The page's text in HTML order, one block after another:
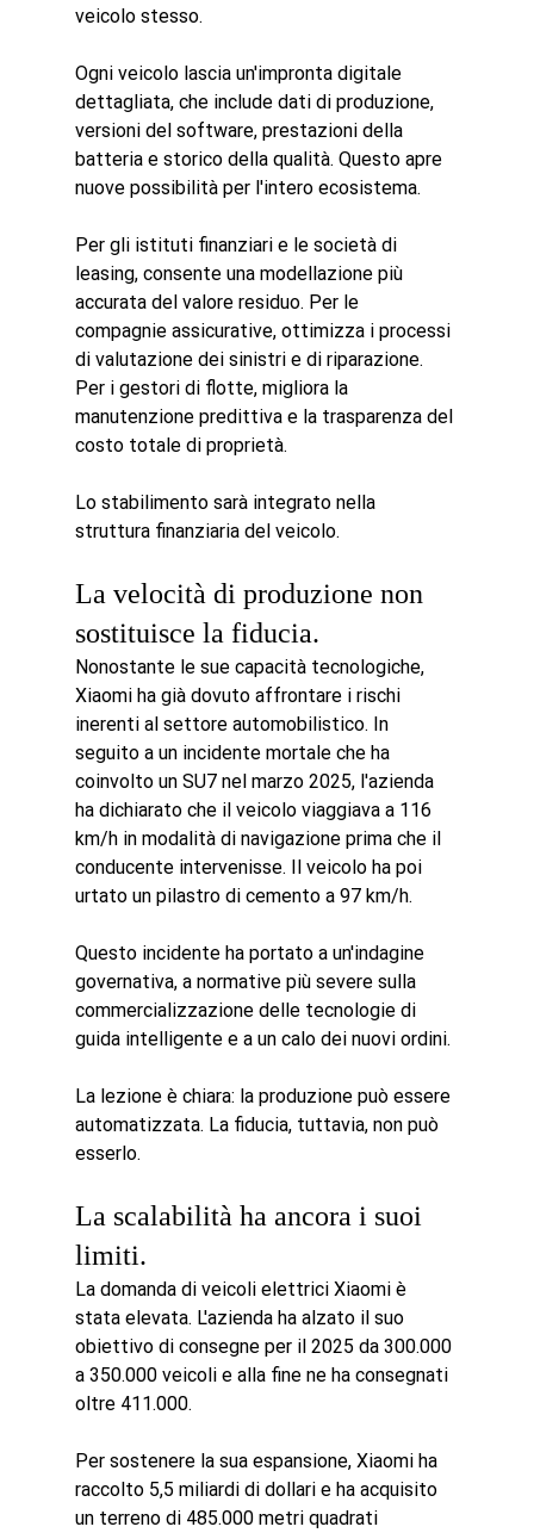
veicolo stesso.
Ogni veicolo lascia un'impronta digitale
dettagliata, che include dati di produzione,
versioni del software, prestazioni della
batteria e storico della qualità. Questo apre
nuove possibilità per l'intero ecosistema.
Per gli istituti finanziari e le società di
leasing, consente una modellazione più
accurata del valore residuo. Per le
compagnie assicurative, ottimizza i processi
di valutazione dei sinistri e di riparazione.
Per i gestori di flotte, migliora la
manutenzione predittiva e la trasparenza del
costo totale di proprietà.
Lo stabilimento sarà integrato nella
struttura finanziaria del veicolo.
La velocità di produzione non
sostituisce la fiducia.
Nonostante le sue capacità tecnologiche,
Xiaomi ha già dovuto affrontare i rischi
inerenti al settore automobilistico. In
seguito a un incidente mortale che ha
coinvolto un SU7 nel marzo 2025, l'azienda
ha dichiarato che il veicolo viaggiava a 116
km/h in modalità di navigazione prima che il
conducente intervenisse. Il veicolo ha poi
urtato un pilastro di cemento a 97 km/h.
Questo incidente ha portato a un'indagine
governativa, a normative più severe sulla
commercializzazione delle tecnologie di
guida intelligente e a un calo dei nuovi ordini.
La lezione è chiara: la produzione può essere
automatizzata. La fiducia, tuttavia, non può
esserlo.
La scalabilità ha ancora i suoi
limiti.
La domanda di veicoli elettrici Xiaomi è
stata elevata. L'azienda ha alzato il suo
obiettivo di consegne per il 2025 da 300.000
a 350.000 veicoli e alla fine ne ha consegnati
oltre 411.000.
Per sostenere la sua espansione, Xiaomi ha
raccolto 5,5 miliardi di dollari e ha acquisito
un terreno di 485.000 metri quadrati